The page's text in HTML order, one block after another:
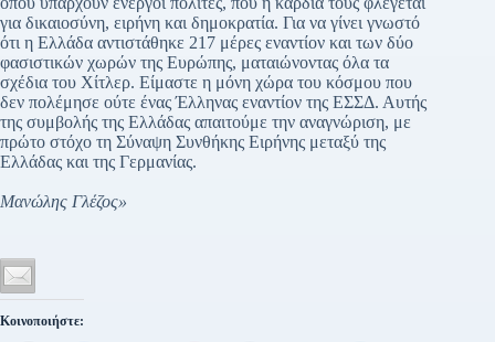
για δικαιοσύνη, ειρήνη και δημοκρατία. Για να γίνει γνωστό
ότι η Ελλάδα αντιστάθηκε 217 μέρες εναντίον και των δύο
φασιστικών χωρών της Ευρώπης, ματαιώνοντας όλα τα
σχέδια του Χίτλερ. Είμαστε η μόνη χώρα του κόσμου που
δεν πολέμησε ούτε ένας Έλληνας εναντίον της ΕΣΣΔ. Αυτής
της συμβολής της Ελλάδας απαιτούμε την αναγνώριση, με
πρώτο στόχο τη Σύναψη Συνθήκης Ειρήνης μεταξύ της
Ελλάδας και της Γερμανίας.
Μανώλης Γλέζος»
Κοινοποιήστε: